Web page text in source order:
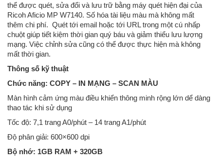
thể được quét, sửa đổi và lưu trữ bằng máy quét hiện đại của
Ricoh Aficio MP W7140. Số hóa tài liệu màu mà không mất
thêm chi phí. Quét tới email hoặc tới URL trong một cú nhấp
chuột giúp tiết kiệm thời gian quý báu và giảm thiểu lưu lượng
mạng. Việc chỉnh sửa cũng có thể được thực hiện mà không
mất thời gian.
Thông số kỹ thuật
Chức năng: COPY – IN MẠNG – SCAN MÀU
Màn hình cảm ứng màu điều khiển thông minh rộng lớn dể dàng
thao tác khi sử dụng
Tốc độ: 7,1 trang A0/phút – 14 trang A1/phút
Độ phân giải: 600×600 dpi
Bộ nhớ: 1GB RAM + 320GB